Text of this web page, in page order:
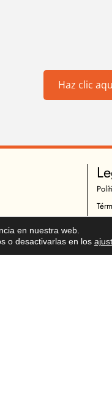
Haz clic
en nuestra web.
o desactivarlas en los